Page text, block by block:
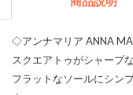
◇アンナマリア ANNA
スクエアトゥがシャープ
フラットなソールにシン